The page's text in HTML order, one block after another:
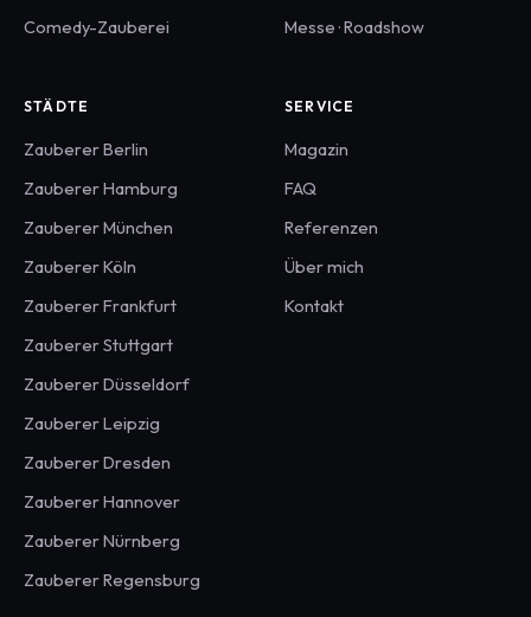
Comedy-Zauberei
Messe · Roadshow
STÄDTE
ZaubererBerlin
ZaubererHamburg
ZaubererMünchen
ZaubererKöln
ZaubererFrankfurt
ZaubererStuttgart
ZaubererDüsseldorf
ZaubererLeipzig
ZaubererDresden
ZaubererHannover
ZaubererNürnberg
ZaubererRegensburg
SERVICE
Magazin
FAQ
Referenzen
Über mich
Kontakt